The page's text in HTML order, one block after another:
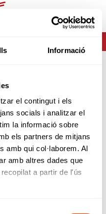
Informació
el contingut i els
socials i analitzar el
la informació sobre
els partners de mitjans
amb qui col·laborem. Al
amb altres dades que
a partir de l'ús
ca es
estas buscando no